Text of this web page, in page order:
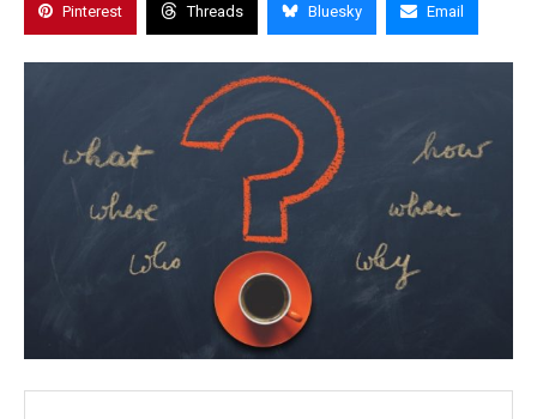
Pinterest Threads Bluesky Email